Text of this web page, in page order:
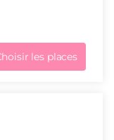
ces lieux de
et allument
les places
Nous